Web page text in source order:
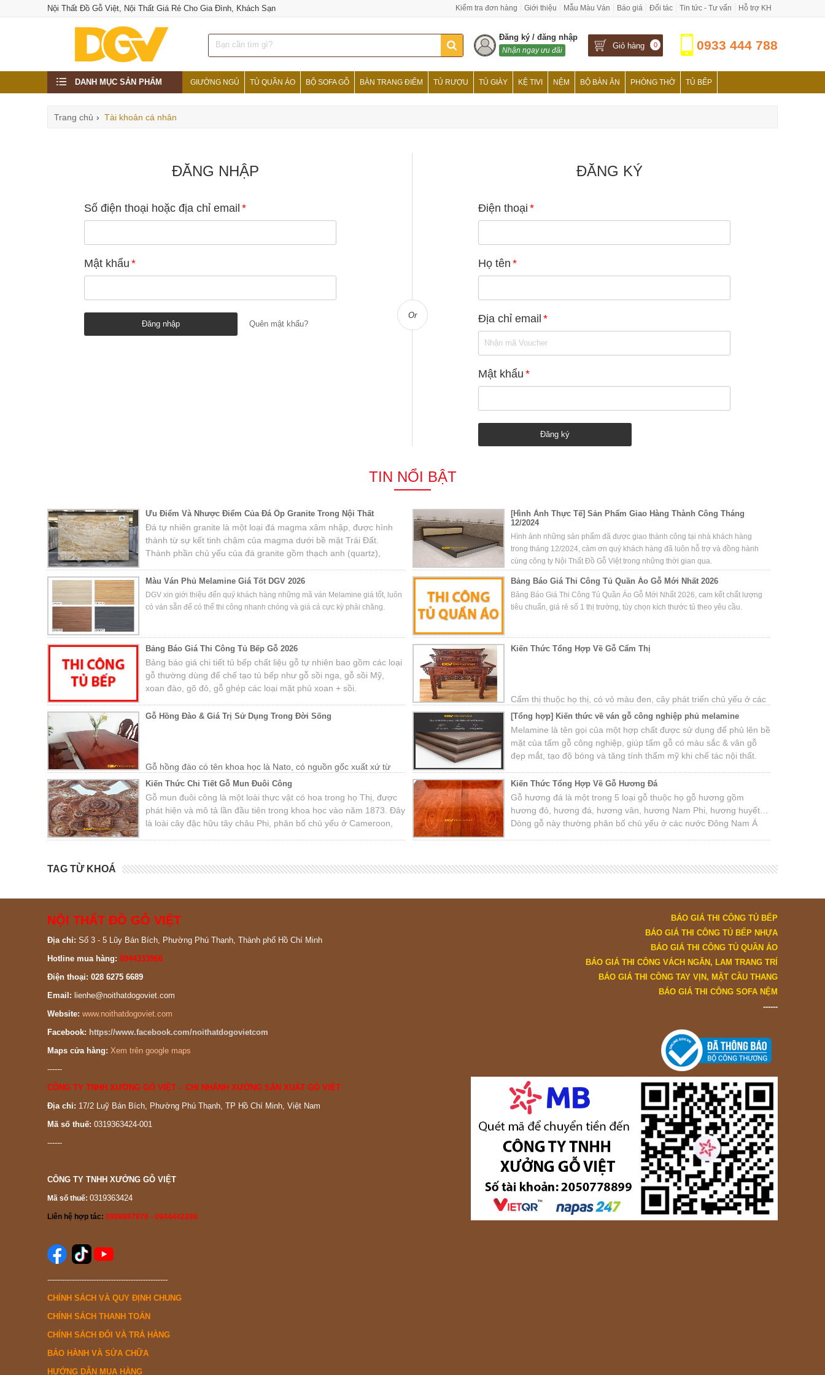
Nội Thất Đồ Gỗ Việt, Nội Thất Giá Rẻ Cho Gia Đình, Khách Sạn Kiểm tra đơn hàng Giới thiệu Mẫu Màu Ván Báo giá Đối tác Tin tức - Tư vấn Hỗ trợ KH
Đăng ký / đăng nhập
Nhận ngay ưu đãi Giỏ hàng 0 0933 444 788
DANH MỤC SẢN PHẨM GIƯỜNG NGỦ TỦ QUẦN ÁO BỘ SOFA GỖ BÀN TRANG ĐIỂM TỦ RƯỢU TỦ GIÀY KỆ TIVI NỆM BỘ BÀN ĂN PHÒNG THỜ TỦ BẾP
Trang chủ › Tài khoản cá nhân
Or
ĐĂNG NHẬP
Số điện thoại hoặc địa chỉ email *
Mật khẩu *
Quên mật khẩu?
ĐĂNG KÝ
Điện thoại *
Họ tên *
Địa chỉ email *
Mật khẩu *
TIN NỔI BẬT
Ưu Điểm Và Nhược Điểm Của Đá Ốp Granite Trong Nội Thất
Đá tự nhiên granite là một loại đá magma xâm nhập, được hình
thành từ sự kết tinh chậm của magma dưới bề mặt Trái Đất.
Thành phần chủ yếu của đá granite gồm thạch anh (quartz),
[Hình Ảnh Thực Tế] Sản Phẩm Giao Hàng Thành Công Tháng
12/2024
Hình ảnh những sản phẩm đã được giao thành công tại nhà khách hàng
trong tháng 12/2024, cảm ơn quý khách hàng đã luôn hỗ trợ và đồng hành
cùng công ty Nội Thất Đồ Gỗ Việt trong những thời gian qua.
Màu Ván Phủ Melamine Giá Tốt DGV 2026
DGV xin giới thiệu đến quý khách hàng những mã ván Melamine giá tốt, luôn
có ván sẵn để có thể thi công nhanh chóng và giá cả cực kỳ phải chăng.
Bảng Báo Giá Thi Công Tủ Quần Áo Gỗ Mới Nhất 2026
Bảng Báo Giá Thi Công Tủ Quần Áo Gỗ Mới Nhất 2026, cam kết chất lượng
tiêu chuẩn, giá rẻ số 1 thị trường, tùy chọn kích thước tủ theo yêu cầu.
Bảng Báo Giá Thi Công Tủ Bếp Gỗ 2026
Bảng báo giá chi tiết tủ bếp chất liệu gỗ tự nhiên bao gồm các loại
gỗ thường dùng để chế tạo tủ bếp như gỗ sồi nga, gỗ sồi Mỹ,
xoan đào, gõ đỏ, gỗ ghép các loại mặt phủ xoan + sồi.
Kiến Thức Tổng Hợp Về Gỗ Cẩm Thị
Cẩm thị thuộc họ thị, có vỏ màu đen, cây phát triển chủ yếu ở các
nước Đông Nam Á như Việt Nam, Lào, Campuchia… Ở Việt Nam,
vùng nhiều cẩm thị nhất là Phan Rang, Khánh Hòa và các tỉnh Tây
Nguyên. Trong đó, Phan Rang là nơi có gỗ cẩm thị được đánh giá
cao trong làng điêu khắc đồ gỗ mỹ nghệ.
Gỗ Hồng Đào & Giá Trị Sử Dụng Trong Đời Sống
Gỗ hồng đào có tên khoa học là Nato, có nguồn gốc xuất xứ từ
Tây Nguyên, Đắk Lắk. Cây gỗ được trồng nhiều ở các vùng miền Trung Việt Nam như
Khánh Hòa, Phú Yên, Lào, Campuchia…
[Tổng hợp] Kiến thức về ván gỗ công nghiệp phủ melamine
Melamine là tên gọi của một hợp chất được sử dụng để phủ lên bề
mặt của tấm gỗ công nghiệp, giúp tấm gỗ có màu sắc & vân gỗ
đẹp mắt, tạo độ bóng và tăng tính thẩm mỹ khi chế tác nội thất.
Kiến Thức Chi Tiết Gỗ Mun Đuôi Công
Gỗ mun đuôi công là một loài thực vật có hoa trong họ Thị, được
phát hiện và mô tả lần đầu tiên trong khoa học vào năm 1873. Đây
là loài cây đặc hữu tây châu Phi, phân bố chủ yếu ở Cameroon,
Kiến Thức Tổng Hợp Về Gỗ Hương Đá
Gỗ hương đá là một trong 5 loại gỗ thuộc họ gỗ hương gồm
hương đỏ, hương đá, hương vân, hương Nam Phi, hương huyết…
Dòng gỗ này thường phân bố chủ yếu ở các nước Đông Nam Á
TAG TỪ KHOÁ
NỘI THẤT ĐỒ GỖ VIỆT
Địa chỉ: Số 3 - 5 Lũy Bán Bích, Phường Phú Thạnh, Thành phố Hồ Chí Minh
Hotline mua hàng: 0944333966
Điện thoại: 028 6275 6689
Email: lienhe@noithatdogoviet.com
Website: www.noithatdogoviet.com
Facebook: https://www.facebook.com/noithatdogovietcom
Maps cửa hàng: Xem trên google maps
------
CÔNG TY TNHH XƯỞNG GỖ VIỆT – CHI NHÁNH XƯỞNG SẢN XUẤT GỖ VIỆT
Địa chỉ: 17/2 Luỹ Bán Bích, Phường Phú Thạnh, TP Hồ Chí Minh, Việt Nam
Mã số thuế: 0319363424-001
------
CÔNG TY TNHH XƯỞNG GỖ VIỆT
Mã số thuế: 0319363424
Liên hệ hợp tác: 0988887878 - 0944442288
-------------------------------------------------
CHÍNH SÁCH VÀ QUY ĐỊNH CHUNG
CHÍNH SÁCH THANH TOÁN
CHÍNH SÁCH ĐỔI VÀ TRẢ HÀNG
BẢO HÀNH VÀ SỬA CHỮA
HƯỚNG DẪN MUA HÀNG
BÁO GIÁ THI CÔNG TỦ BẾP
BÁO GIÁ THI CÔNG TỦ BẾP NHỰA
BÁO GIÁ THI CÔNG TỦ QUẦN ÁO
BÁO GIÁ THI CÔNG VÁCH NGĂN, LAM TRANG TRÍ
BÁO GIÁ THI CÔNG TAY VỊN, MẶT CẦU THANG
BÁO GIÁ THI CÔNG SOFA NỆM
------